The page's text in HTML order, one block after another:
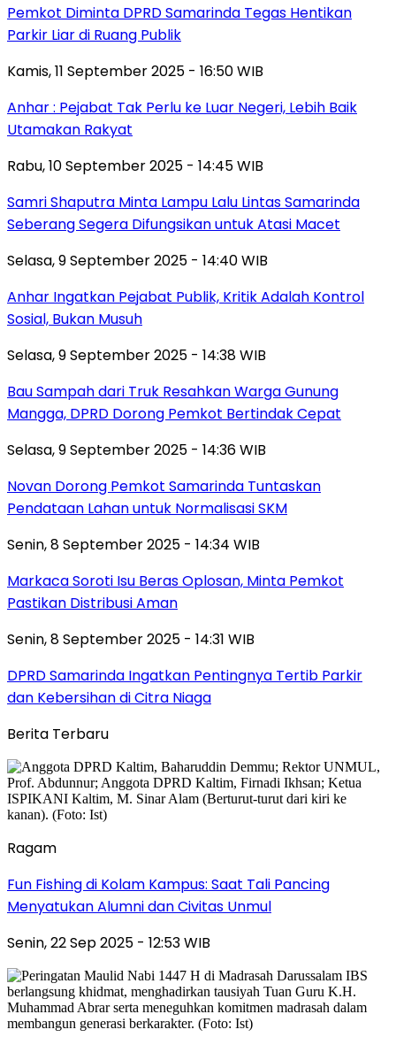
Pemkot Diminta DPRD Samarinda Tegas Hentikan
Parkir Liar di Ruang Publik
Kamis, 11 September 2025 - 16:50 WIB
Anhar : Pejabat Tak Perlu ke Luar Negeri, Lebih Baik
Utamakan Rakyat
Rabu, 10 September 2025 - 14:45 WIB
Samri Shaputra Minta Lampu Lalu Lintas Samarinda
Seberang Segera Difungsikan untuk Atasi Macet
Selasa, 9 September 2025 - 14:40 WIB
Anhar Ingatkan Pejabat Publik, Kritik Adalah Kontrol
Sosial, Bukan Musuh
Selasa, 9 September 2025 - 14:38 WIB
Bau Sampah dari Truk Resahkan Warga Gunung
Mangga, DPRD Dorong Pemkot Bertindak Cepat
Selasa, 9 September 2025 - 14:36 WIB
Novan Dorong Pemkot Samarinda Tuntaskan
Pendataan Lahan untuk Normalisasi SKM
Senin, 8 September 2025 - 14:34 WIB
Markaca Soroti Isu Beras Oplosan, Minta Pemkot
Pastikan Distribusi Aman
Senin, 8 September 2025 - 14:31 WIB
DPRD Samarinda Ingatkan Pentingnya Tertib Parkir
dan Kebersihan di Citra Niaga
Berita Terbaru
Ragam
Fun Fishing di Kolam Kampus: Saat Tali Pancing
Menyatukan Alumni dan Civitas Unmul
Senin, 22 Sep 2025 - 12:53 WIB